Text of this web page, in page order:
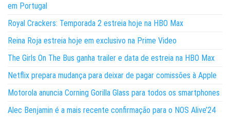
em Portugal
Royal Crackers: Temporada 2 estreia hoje na HBO Max
Reina Roja estreia hoje em exclusivo na Prime Video
The Girls On The Bus ganha trailer e data de estreia na HBO Max
Netflix prepara mudança para deixar de pagar comissões à Apple
Motorola anuncia Corning Gorilla Glass para todos os smartphones
Alec Benjamin é a mais recente confirmação para o NOS Alive’24